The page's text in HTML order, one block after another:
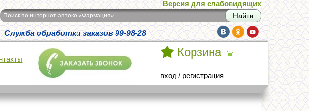
Версия для слабовидящих
Поиск по интернет-аптеке «Фармация»
Служба обработки заказов 99-98-28
Корзина
вход / регистрация